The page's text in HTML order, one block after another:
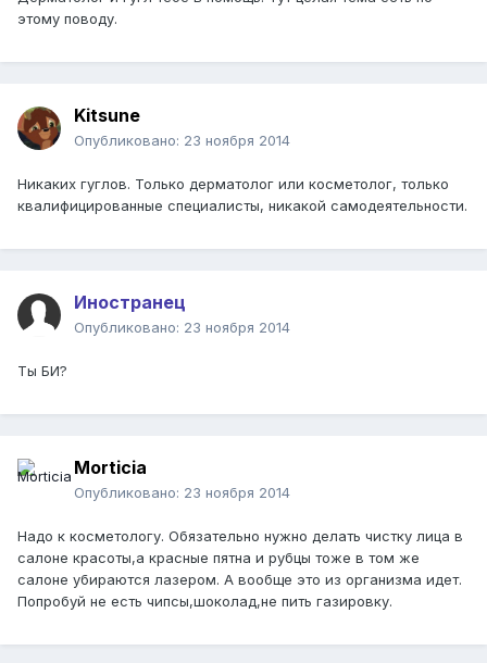
этому поводу.
Kitsune
Опубликовано: 23 ноября 2014
Никаких гуглов. Только дерматолог или косметолог, только
квалифицированные специалисты, никакой самодеятельности.
Иностранец
Опубликовано: 23 ноября 2014
Ты БИ?
Morticia
Опубликовано: 23 ноября 2014
Надо к косметологу. Обязательно нужно делать чистку лица в
салоне красоты,а красные пятна и рубцы тоже в том же
салоне убираются лазером. А вообще это из организма идет.
Попробуй не есть чипсы,шоколад,не пить газировку.